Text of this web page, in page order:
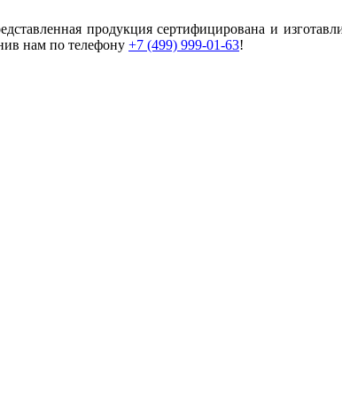
продукция сертифицирована и
нам по телефону +7 (499) 999-01-63!